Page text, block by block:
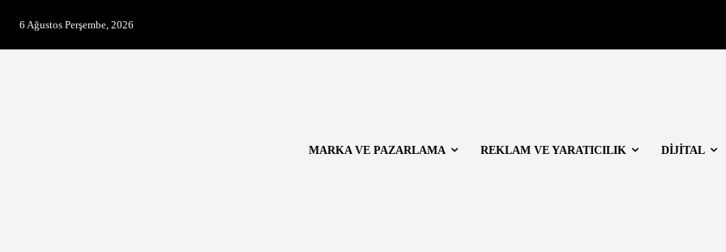
6 Ağustos Perşembe, 2026
MARKA VE PAZARLAMA REKLAM VE YARATICILIK DİJİTAL